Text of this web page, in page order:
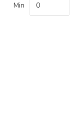
Min